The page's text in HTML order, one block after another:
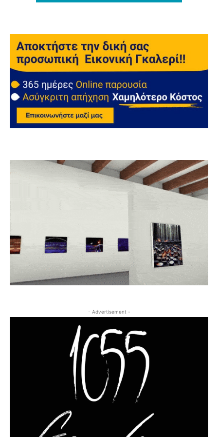
- Advertisement -